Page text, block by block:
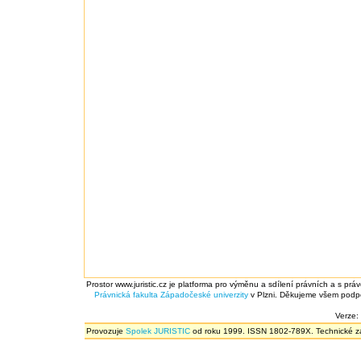
Prostor www.juristic.cz je platforma pro výměnu a sdílení právních a s
Právnická fakulta Západočeské univerzity v Plzni. Děkujeme všem
Verze:
Provozuje Spolek JURISTIC od roku 1999. ISSN 1802-789X. Technické